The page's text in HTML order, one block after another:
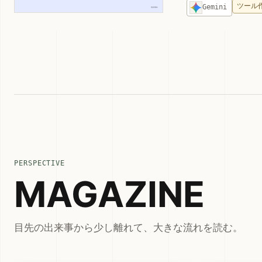
Gemini ツール
PERSPECTIVE
MAGAZINE
目先の出来事から少し離れて、大きな流れを読む。